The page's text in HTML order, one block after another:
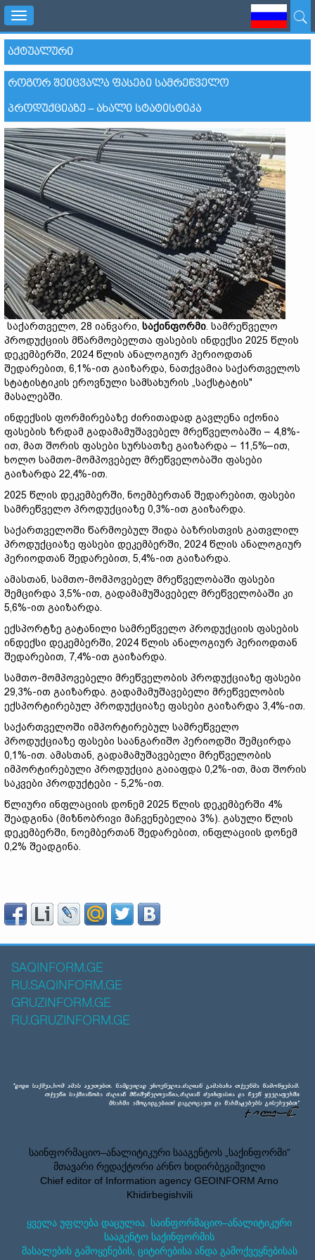
Toggle
navigation
ᲐᲥᲢᲣᲐᲚᲣᲠᲘ
ᲠᲝᲒᲝᲠ ᲨᲔᲘᲪᲕᲐᲚᲐ ᲤᲐᲡᲔᲑᲘ ᲡᲐᲛᲠᲔᲬᲕᲔᲚᲝ
ᲞᲠᲝᲓᲣᲥᲪᲘᲐᲖᲔ – ᲐᲮᲐᲚᲘ ᲡᲢᲐᲢᲘᲡᲢᲘᲙᲐ
საქართველო, 28 იანვარი, საქინფორმი. სამრეწველო
პროდუქციის მწარმოებელთა ფასების ინდექსი 2025 წლის
დეკემბერში, 2024 წლის ანალოგიურ პერიოდთან
შედარებით, 6,1%-ით გაიზარდა, ნათქვამია საქართველოს
სტატისტიკის ეროვნული სამსახურის „საქსტატის"
მასალებში.
ინდექსის ფორმირებაზე ძირითადად გავლენა იქონია
ფასების ზრდამ გადამამუშავებელ მრეწველობაში – 4,8%-
ით, მათ შორის ფასები სურსათზე გაიზარდა – 11,5%–ით,
ხოლო სამთო-მომპოვებელ მრეწველობაში ფასები
გაიზარდა 22,4%-ით.
2025 წლის დეკემბერში, ნოემბერთან შედარებით, ფასები
სამრეწველო პროდუქციაზე 0,3%-ით გაიზარდა.
საქართველოში წარმოებულ შიდა ბაზრისთვის გათვლილ
პროდუქციაზე ფასები დეკემბერში, 2024 წლის ანალოგიურ
პერიოდთან შედარებით, 5,4%-ით გაიზარდა.
ამასთან, სამთო-მომპოვებელ მრეწველობაში ფასები
შემცირდა 3,5%-ით, გადამამუშავებელ მრეწველობაში კი
5,6%-ით გაიზარდა.
ექსპორტზე გატანილი სამრეწველო პროდუქციის ფასების
ინდექსი დეკემბერში, 2024 წლის ანალოგიურ პერიოდთან
შედარებით, 7,4%-ით გაიზარდა.
სამთო-მომპოვებელი მრეწველობის პროდუქციაზე ფასები
29,3%-ით გაიზარდა. გადამამუშავებელი მრეწველობის
ექსპორტირებულ პროდუქციაზე ფასები გაიზარდა 3,4%-ით.
საქართველოში იმპორტირებულ სამრეწველო
პროდუქციაზე ფასები საანგარიშო პერიოდში შემცირდა
0,1%-ით. ამასთან, გადამამუშავებელი მრეწველობის
იმპორტირებული პროდუქცია გაიაფდა 0,2%-ით, მათ შორის
საკვები პროდუქტები - 5,2%-ით.
წლიური ინფლაციის დონემ 2025 წლის დეკემბერში 4%
შეადგინა (მიზნობრივი მაჩვენებელია 3%). გასული წლის
დეკემბერში, ნოემბერთან შედარებით, ინფლაციის დონემ
0,2% შეადგინა.
SAQINFORM.GE
RU.SAQINFORM.GE
GRUZINFORM.GE
RU.GRUZINFORM.GE
საინფორმაციო–ანალიტიკური სააგენტოს „საქინფორმი”
მთავარი რედაქტორი არნო ხიდირბეგიშვილი
Chief editor of Information agency GEOINFORM Arno
Khidirbegishvili
ყველა უფლება დაცულია. საინფორმაციო–ანალიტიკური
სააგენტო საქინფორმის
მასალების გამოყენების, ციტირებისა ანდა გამოქვეყნებისას